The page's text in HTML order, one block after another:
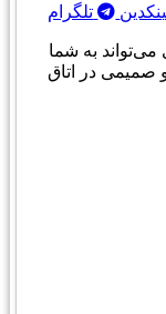
تلگرام
می‌تواند به شما
صمیمی در اتاق